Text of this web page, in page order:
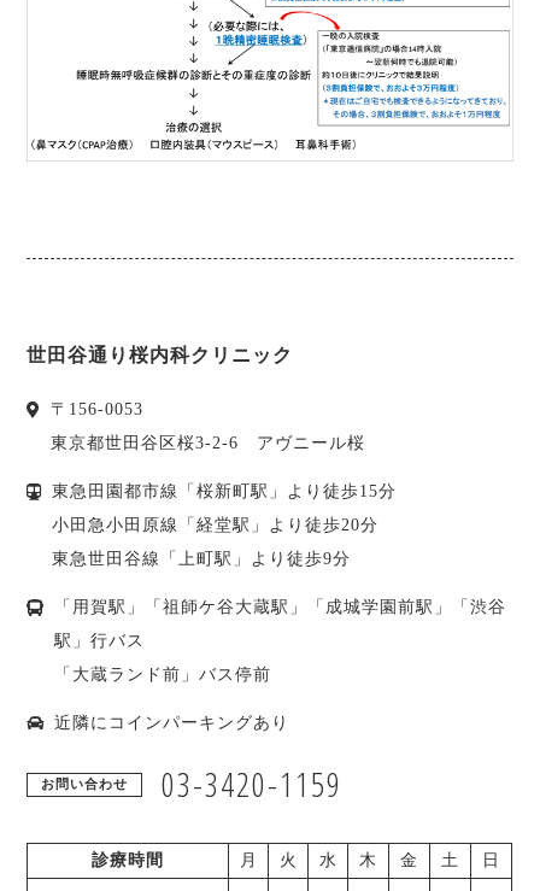
世田谷通り桜内科クリニック
〒 156-0053
東京都世田谷区桜3-2-6 アヴニール桜
東急田園都市線「桜新町駅」より徒歩15分
小田急小田原線「経堂駅」より徒歩20分
東急世田谷線「上町駅」より徒歩9分
「用賀駅」「祖師ケ谷大蔵駅」「成城学園前駅」「渋谷
駅」行バス
「大蔵ランド前」バス停前
近隣にコインパーキングあり
お問い合わせ 03-3420-1159
診療時間 月 火 水 木 金 土 日